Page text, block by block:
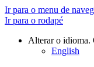
Ir para o menu de
Ir para o rodapé
Alterar o idioma.
English